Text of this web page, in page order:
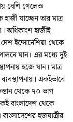
বেশি গেলেও
যাচ্ছেন তার মাত্র
অধিকাংশ হাজীই
ইন্দোনেশিয়া থেকে
যান। এর মধ্যে দুই
হজে যান। মাত্র
একইভাবে
থেকে ৭০ ভাগ
বাংলাদেশ থেকে
হজযাত্রীর